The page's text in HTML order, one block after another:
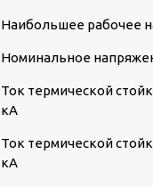
Наибольшее рабочее
Номинальное
Ток термической
кА
Ток термической
кА